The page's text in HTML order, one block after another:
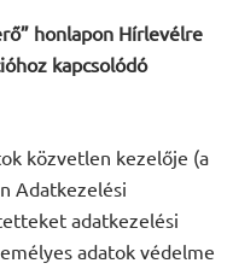
honlapon Hírlevélre
kapcsolódó
közvetlen kezelője (a
Adatkezelési
adatkezelési
adatok védelme